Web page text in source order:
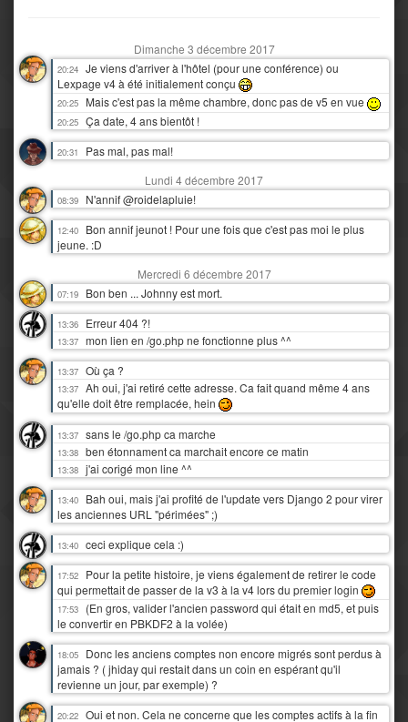
Dimanche 3 décembre 2017
20:24 Je viens d'arriver à l'hôtel (pour une conférence) ou
Lexpage v4 à été initialement conçu
20:25 Mais c'est pas la même chambre, donc pas de v5 en vue
20:25 Ça date, 4 ans bientôt !
20:31
Pas mal, pas mal!
Lundi 4 décembre 2017
08:39 N'annif @roidelapluie!
12:40
Bon annif jeunot ! Pour une fois que c'est pas moi le plus
jeune. :D
Mercredi 6 décembre 2017
07:19 Bon ben ... Johnny est mort.
13:36 Erreur 404 ?!
13:37 mon lien en /go.php ne fonctionne plus ^^
13:37 Où ça ?
13:37 Ah oui, j'ai retiré cette adresse. Ca fait quand même 4 ans
qu'elle doit être remplacée, hein
13:37 sans le /go.php ca marche
13:38 ben étonnament ca marchait encore ce matin
13:38 j'ai corigé mon line ^^
13:40
Bah oui, mais j'ai profité de l'update vers Django 2 pour virer
les anciennes URL "périmées" ;)
13:40 ceci explique cela :)
17:52
Pour la petite histoire, je viens également de retirer le code
qui permettait de passer de la v3 à la v4 lors du premier login
17:53
(En gros, valider l'ancien password qui était en md5, et puis
le convertir en PBKDF2 à la volée)
18:05
Donc les anciens comptes non encore migrés sont perdus à
jamais ? ( jhiday qui restait dans un coin en espérant qu'il
revienne un jour, par exemple) ?
20:22 Oui et non. Cela ne concerne que les comptes actifs à la fin